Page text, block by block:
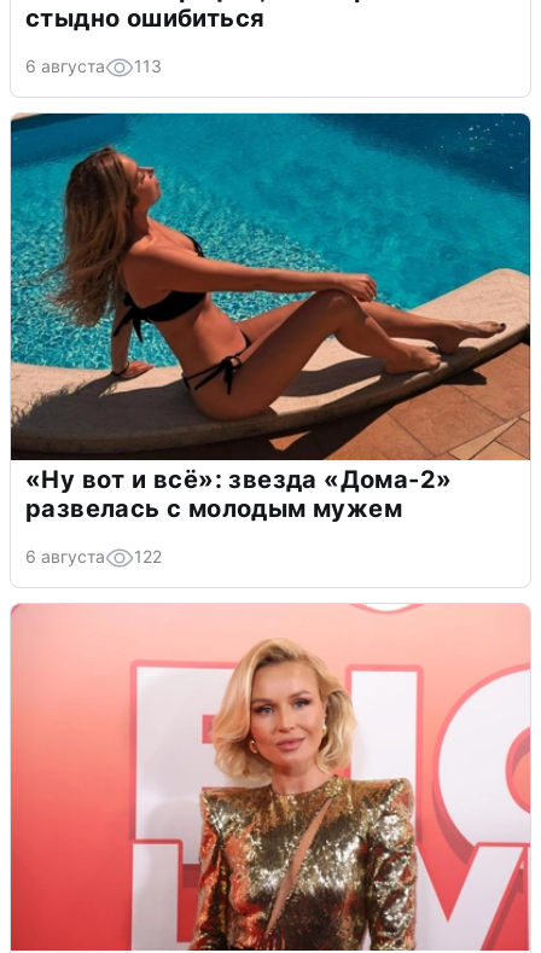
стыдно ошибиться
6 августа 113
«Ну вот и всё»: звезда «Дома-2»
развелась с молодым мужем
6 августа 122